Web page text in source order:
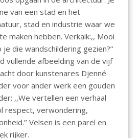
van een stad en het
stad en industrie waar we
maken hebben. Verkaik:,, Mooi
die wandschildering gezien?’’
vullende afbeelding van de vijf
door kunstenares Djenné
voor ander werk een gouden
,,We vertellen een verhaal
respect, verwondering,
Velsen is een parel en
rijker.